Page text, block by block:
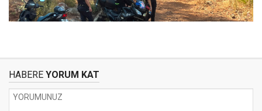
HABERE YORUM KAT